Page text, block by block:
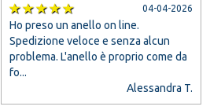
04-04-2026
Ho preso un anello on line.
Spedizione veloce e senza alcun
problema. L'anello è proprio come da
fo...
Alessandra T.